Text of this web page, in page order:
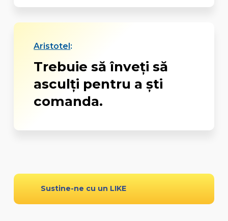
Aristotel :
Trebuie să înveți să
asculți pentru a ști
comanda.
Sustine-ne cu un LIKE